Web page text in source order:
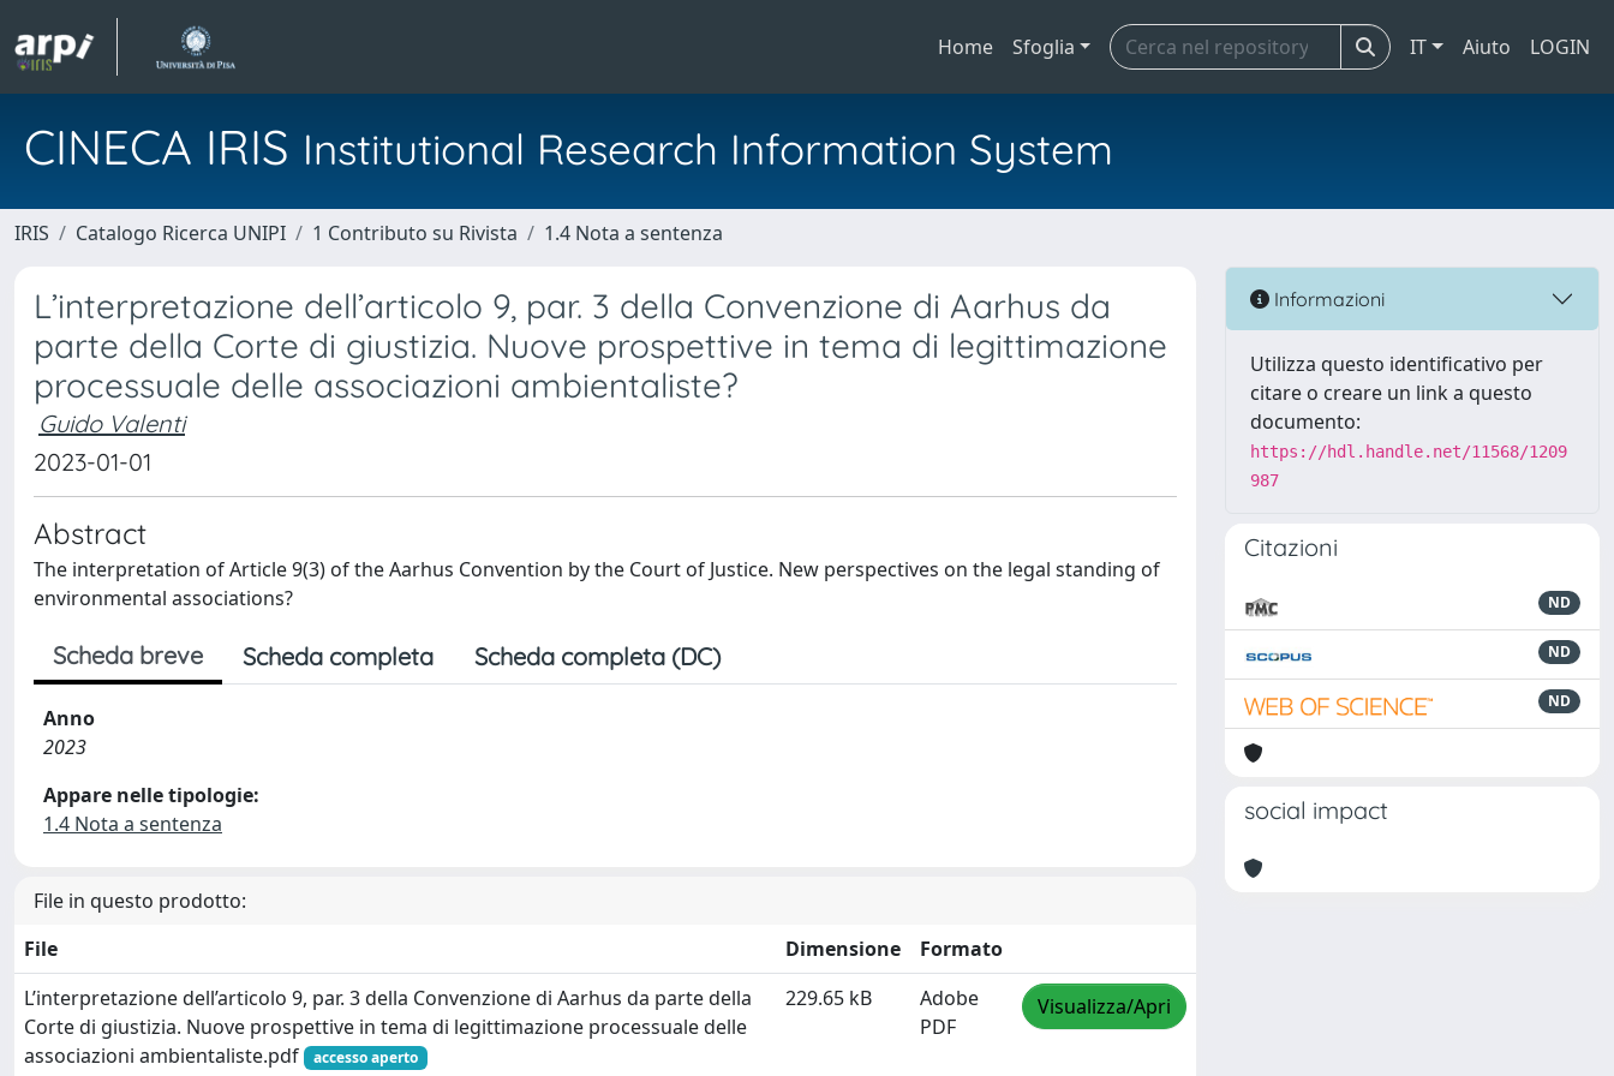
Home Sfoglia IT Aiuto LOGIN
CINECA IRIS Institutional Research Information System
IRIS Catalogo Ricerca UNIPI 1 Contributo su Rivista 1.4 Nota a sentenza
L’interpretazione dell’articolo 9, par. 3 della Convenzione di Aarhus da
parte della Corte di giustizia. Nuove prospettive in tema di legittimazione
processuale delle associazioni ambientaliste?
Guido Valenti
2023-01-01
Abstract
The interpretation of Article 9(3) of the Aarhus Convention by the Court of Justice. New perspectives on the legal standing of
environmental associations?
Scheda breve Scheda completa Scheda completa (DC)
Anno
2023
Appare nelle tipologie:
1.4 Nota a sentenza
File in questo prodotto:
File
Dimensione
Formato
L’interpretazione dell’articolo 9, par. 3 della Convenzione di Aarhus da parte della
Corte di giustizia. Nuove prospettive in tema di legittimazione processuale delle
associazioni ambientaliste.pdf
accesso aperto
229.65 kB
Adobe
PDF
Visualizza/Apri
Informazioni
Utilizza questo identificativo per
citare o creare un link a questo
documento:
https://hdl.handle.net/11568/1209
987
Citazioni
ND
ND
ND
social impact